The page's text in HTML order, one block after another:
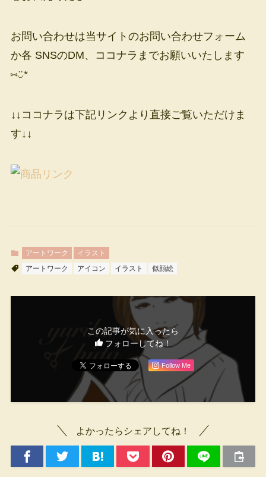
お問い合わせは当サイトのお問い合わせフォーム
か各 SNSのDM、ココナラまでお願いいたします
⑅◡̈*
↓↓ココナラは下記リンクより直接ご覧いただけま
す↓↓
アートワーク
イラスト
アートワーク
アイコン イラスト 似顔絵
この記事が気に入ったら
フォローしてね！
Follow Me
よかったらシェアしてね！